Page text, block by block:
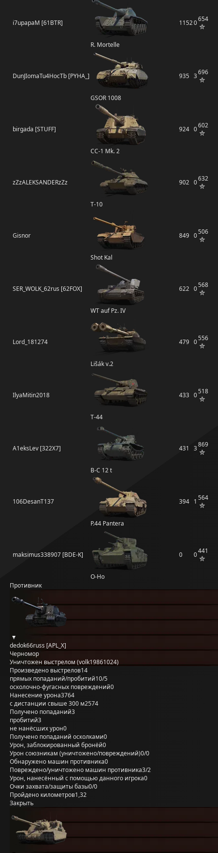
i7upapaM [61BTR]
R. Mortelle
11520654
DunJIomaTu4HocTb [PYHA_]
GSOR 1008
935 3696
birgada [STUFF]
CC-1 Mk. 2
924 0602
zZzALEKSANDERzZz
Т-10
902 0632
Gisnor
Shot Kal
849 0506
SER_WOLK_62rus [62FOX]
WT auf Pz. IV
622 0568
Lord_181274
Lišák v.2
479 0556
IlyaMitin2018
Т-44
433 0518
A1eksLev [322X7]
B-C 12 t
431 3869
106DesanT137
P.44 Pantera
394 1 564
maksimus338907 [BDE-K]
O-Ho
0 0441
Противник
dedok66russ [APL_X]
Черномор
Уничтожен выстрелом (volk19861024)
Произведено выстрелов14
прямых попаданий/пробитий10/5
осколочно-фугасных повреждений0
Нанесение урона3764
с дистанции свыше 300 м2574
Получено попаданий3
пробитий3
не нанёсших урон0
Получено попаданий осколками0
Урон, заблокированный бронёй0
Урон союзникам (уничтожено/повреждений)0/0
Обнаружено машин противника0
Повреждено/уничтожено машин противника3/2
Урон, нанесённый с помощью данного игрока0
Очки захвата/защиты базы0/0
Пройдено километров1,32
Закрыть